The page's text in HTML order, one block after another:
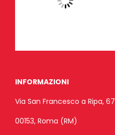
INFORMAZIONI
Via San Francesco a Ripa, 67
00153, Roma (RM)